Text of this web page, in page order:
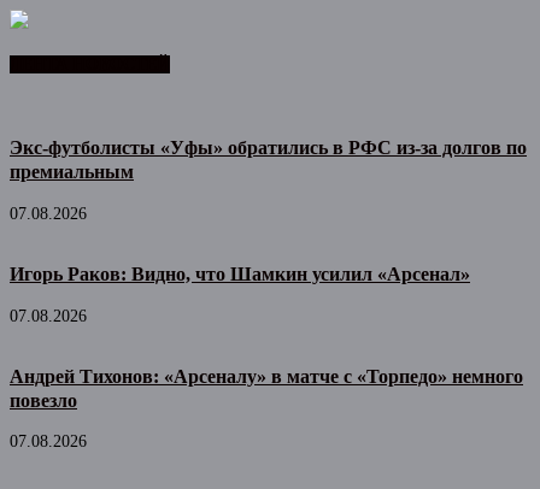
Экс-футболисты «Уфы» обратились в РФС из-за долгов по
премиальным
07.08.2026
Игорь Раков: Видно, что Шамкин усилил «Арсенал»
07.08.2026
Андрей Тихонов: «Арсеналу» в матче с «Торпедо» немного
повезло
07.08.2026